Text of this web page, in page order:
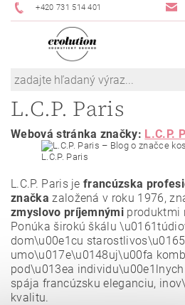
+420 731 514 401
L.C.P. Paris
Webová stránka značky: L.C.P.
L.C.P. Paris jefrancúzska
značka založená v roku 1976,
zmyslovo príjemnými produktmi
Ponúka širokú škálu
dom\u00e1cu
umo\u017e\u0148uj\u00fa
pod\u013ea
spája francúzsku eleganciu,
kvalitu.